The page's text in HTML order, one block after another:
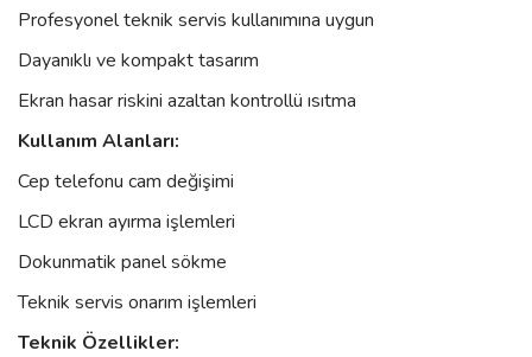
Profesyonel teknik servis kullanımına uygun
Dayanıklı ve kompakt tasarım
Ekran hasar riskini azaltan kontrollü ısıtma
Kullanım Alanları:
Cep telefonu cam değişimi
LCD ekran ayırma işlemleri
Dokunmatik panel sökme
Teknik servis onarım işlemleri
Teknik Özellikler: